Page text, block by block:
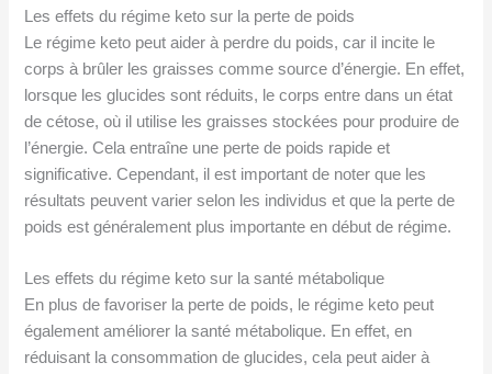
Les effets du régime keto sur la perte de poids
Le régime keto peut aider à perdre du poids, car il incite le
corps à brûler les graisses comme source d’énergie. En effet,
lorsque les glucides sont réduits, le corps entre dans un état
de cétose, où il utilise les graisses stockées pour produire de
l’énergie. Cela entraîne une perte de poids rapide et
significative. Cependant, il est important de noter que les
résultats peuvent varier selon les individus et que la perte de
poids est généralement plus importante en début de régime.
Les effets du régime keto sur la santé métabolique
En plus de favoriser la perte de poids, le régime keto peut
également améliorer la santé métabolique. En effet, en
réduisant la consommation de glucides, cela peut aider à